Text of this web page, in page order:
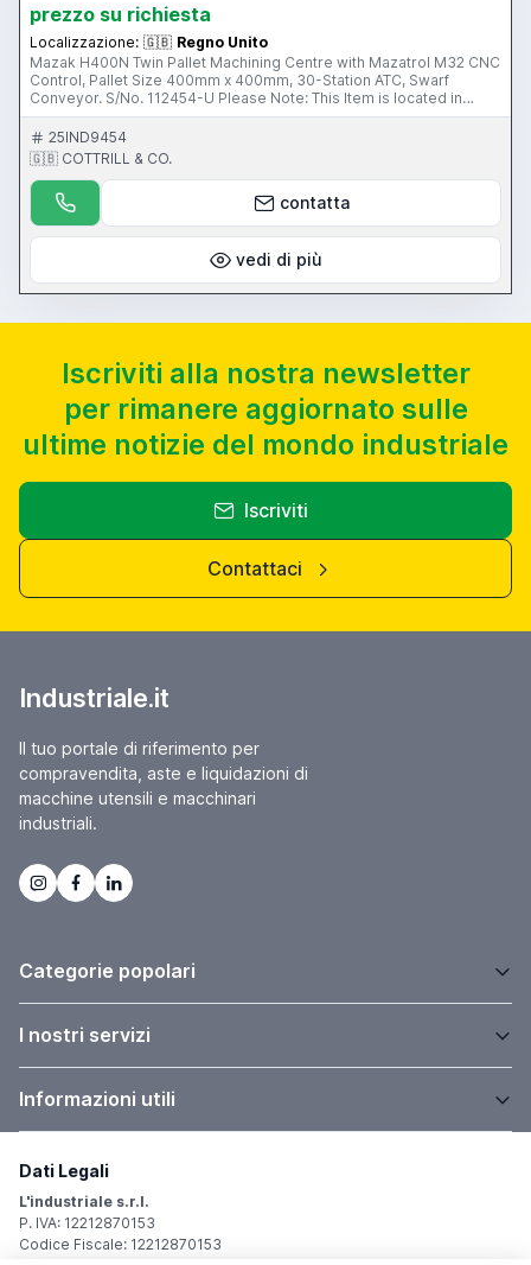
prezzo su richiesta
Localizzazione: 🇬🇧 Regno Unito
Mazak H400N Twin Pallet Machining Centre with Mazatrol M32 CNC
Control, Pallet Size 400mm x 400mm, 30-Station ATC, Swarf
Conveyor. S/No. 112454-U Please Note: This Item is located in
Preston, Lancashire This Item is part of 2 online auction sales
ending on Thursday 11th February 2016 at 3pm & 4pm (UK Time)
Please visit our website for full details: www.cottandco.com
25IND9454
🇬🇧 COTTRILL & CO.
contatta
vedi di più
Iscriviti alla nostra newsletter
per rimanere aggiornato sulle
ultime notizie del mondo industriale
Iscriviti
Contattaci
Industriale.it
Il tuo portale di riferimento per
compravendita, aste e liquidazioni di
macchine utensili e macchinari
industriali.
Categorie popolari
I nostri servizi
Informazioni utili
Dati Legali
L'industriale s.r.l.
P. IVA: 12212870153
Codice Fiscale: 12212870153